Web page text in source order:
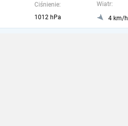
Ciśnienie:
1012 hPa
Wiatr:
4 km/h